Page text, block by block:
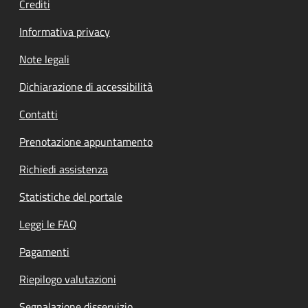
Crediti
Informativa privacy
Note legali
Dichiarazione di accessibilità
Contatti
Prenotazione appuntamento
Richiedi assistenza
Statistiche del portale
Leggi le FAQ
Pagamenti
Riepilogo valutazioni